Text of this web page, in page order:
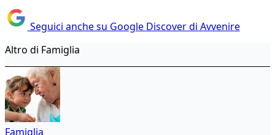
Seguici anche su Google Discover di Avvenire
Altro di Famiglia
Famiglia